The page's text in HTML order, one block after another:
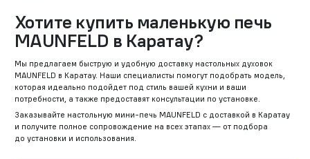
Хотите купить маленькую печь
MAUNFELD в Каратау?
Мы предлагаем быструю и удобную доставку настольных духовок
MAUNFELD в Каратау. Наши специалисты помогут подобрать модель,
которая идеально подойдет под стиль вашей кухни и ваши
потребности, а также предоставят консультации по установке.
Заказывайте настольную мини-печь MAUNFELD с доставкой в Каратау
и получите полное сопровождение на всех этапах — от подбора
до установки и использования.